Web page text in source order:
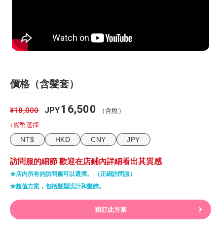
價格（含髮套）
¥18,000 JPY16,500
（含稅）
↓貨幣選擇
NT$ HKD CNY JPY
訪問服的細節 歡迎在店鋪內詳細看出其質感
★店內所有的訪問服可以選擇。 （正絹訪問服）
★超值方案，包括髮型設計和髮飾。
預訂此方案